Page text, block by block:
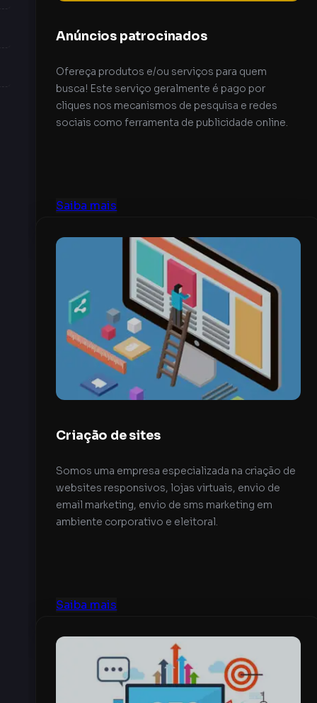
Anúncios patrocinados
Ofereça produtos e/ou serviços para quem
busca! Este serviço geralmente é pago por
cliques nos mecanismos de pesquisa e redes
sociais como ferramenta de publicidade online.
Saiba mais
Criação de sites
Somos uma empresa especializada na criação de
websites responsivos, lojas virtuais, envio de
email marketing, envio de sms marketing em
ambiente corporativo e eleitoral.
Saiba mais